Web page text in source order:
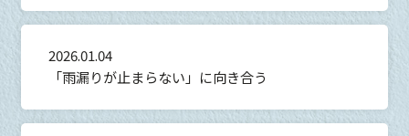
2026.01.04
「雨漏りが止まらない」に向き合う